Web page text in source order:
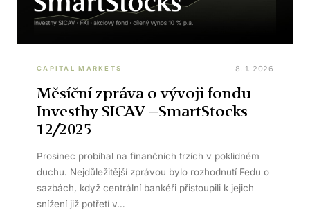
CAPITAL MARKETS 8. 1. 2026
Měsíční zpráva o vývoji fondu
Investhy SICAV –SmartStocks
12/2025
Prosinec probíhal na finančních trzích v poklidném
duchu. Nejdůležitější zprávou bylo rozhodnutí Fedu o
sazbách, když centrální bankéři přistoupili k jejich
snížení již potřetí v…